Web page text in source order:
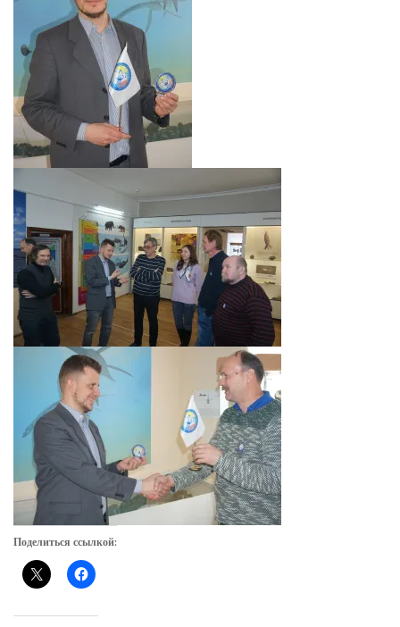
Поделиться ссылкой: